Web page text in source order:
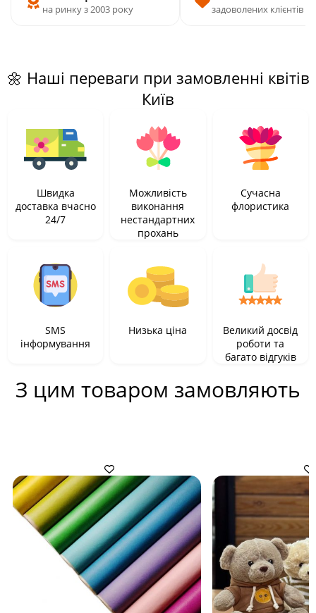
на ринку з 2003 року задоволених клієнтів
🌼 Наші переваги при замовленні квітів
Київ
Швидка
доставка вчасно
24/7
Можливість
виконання
нестандартних
прохань
Сучасна
флористика
SMS
інформування
Низька ціна
Великий досвід
роботи та
багато відгуків
З цим товаром замовляють